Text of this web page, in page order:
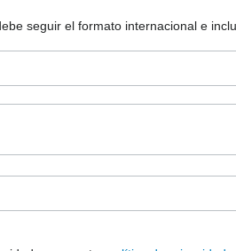
seguir el formato internacional e